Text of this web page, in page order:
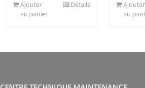
Ajouter
au panier
Détails
Ajouter
au